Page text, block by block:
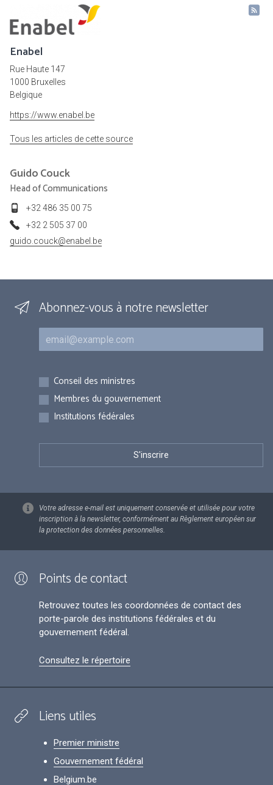
Enabel
Rue Haute 147
1000 Bruxelles
Belgique
https://www.enabel.be
Tous les articles de cette source
GuidoCouck
Head of Communications
+32 486 35 00 75
+32 2 505 37 00
guido.couck@enabel.be
Abonnez-vous à notre newsletter
Courriel
Inscriptions
Conseil des ministres
Membres du gouvernement
Institutions fédérales
Votre adresse e-mail est uniquement conservée et utilisée pour votre
inscription à la newsletter, conformément au Règlement européen sur
la protection des données personnelles.
Points de contact
Retrouvez toutes les coordonnées de contact des
porte-parole des institutions fédérales et du
gouvernement fédéral.
Consultez le répertoire
Liens utiles
Premier ministre
Gouvernement fédéral
Belgium.be